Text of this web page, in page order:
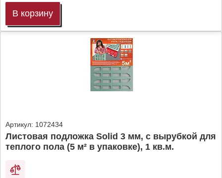
В корзину
Артикул: 1072434
Листовая подложка Solid 3 мм, с вырубкой для
теплого пола (5 м² в упаковке), 1 кв.м.